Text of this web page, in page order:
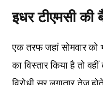
इधर टीएमसी
एक तरफ जहां सोमवार को
का विस्तार किया है तो